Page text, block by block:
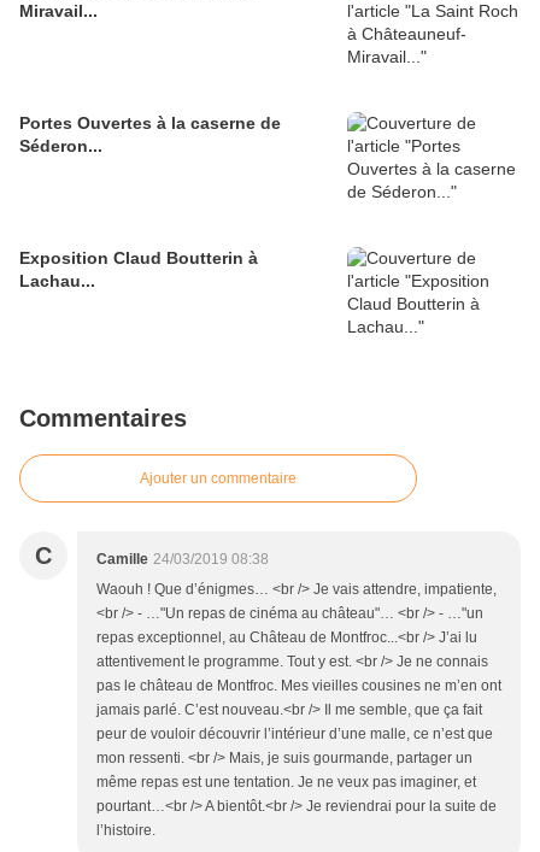
Miravail...
Portes Ouvertes à la caserne de
Séderon...
Exposition Claud Boutterin à
Lachau...
Commentaires
Ajouter un commentaire
C Camille 24/03/2019 08:38
Waouh ! Que d’énigmes… <br /> Je vais attendre, impatiente,
<br /> - …"Un repas de cinéma au château"… <br /> - …"un
repas exceptionnel, au Château de Montfroc...<br /> J’ai lu
attentivement le programme. Tout y est. <br /> Je ne connais
pas le château de Montfroc. Mes vieilles cousines ne m’en ont
jamais parlé. C’est nouveau.<br /> Il me semble, que ça fait
peur de vouloir découvrir l’intérieur d’une malle, ce n’est que
mon ressenti. <br /> Mais, je suis gourmande, partager un
même repas est une tentation. Je ne veux pas imaginer, et
pourtant…<br /> A bientôt.<br /> Je reviendrai pour la suite de
l’histoire.